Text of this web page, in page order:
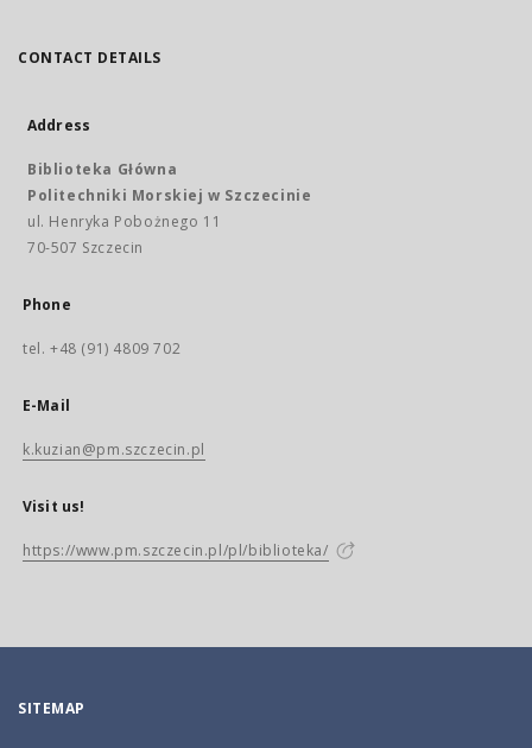
CONTACT DETAILS
Address
Biblioteka Główna
Politechniki Morskiej w Szczecinie
ul. Henryka Pobożnego 11
70-507 Szczecin
Phone
tel. +48 (91) 4809 702
E-Mail
k.kuzian@pm.szczecin.pl
Visit us!
https://www.pm.szczecin.pl/pl/biblioteka/
SITEMAP